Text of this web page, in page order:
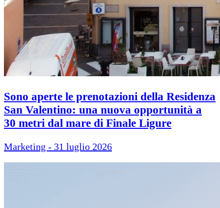
Sono aperte le prenotazioni della Residenza
San Valentino: una nuova opportunità a
30 metri dal mare di Finale Ligure
Marketing - 31 luglio 2026